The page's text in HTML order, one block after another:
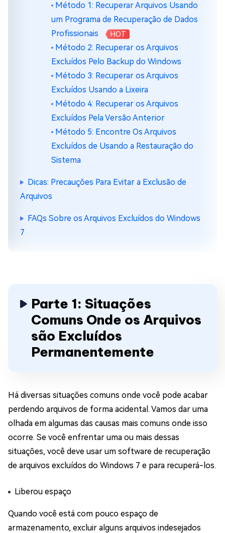
Método 1: Recuperar Arquivos Usando
um Programa de Recuperação de Dados
Profissionais
HOT
Método 2: Recuperar os Arquivos
Excluídos Pelo Backup do Windows
Método 3: Recuperar os Arquivos
Excluídos Usando a Lixeira
Método 4: Recuperar os Arquivos
Excluídos Pela Versão Anterior
Método 5: Encontre Os Arquivos
Excluídos de Usando a Restauração do
Sistema
Dicas: Precauções Para Evitar a Exclusão de
Arquivos
FAQs Sobre os Arquivos Excluídos do Windows
7
Parte 1: Situações
Comuns Onde os Arquivos
são Excluídos
Permanentemente
Há diversas situações comuns onde você pode acabar
perdendo arquivos de forma acidental. Vamos dar uma
olhada em algumas das causas mais comuns onde isso
ocorre. Se você enfrentar uma ou mais dessas
situações, você deve usar um software de recuperação
de arquivos excluídos do Windows 7 e para recuperá-los.
Liberou espaço
Quando você está com pouco espaço de
armazenamento, excluir alguns arquivos indesejados